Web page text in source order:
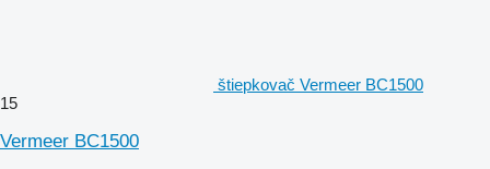
štiepkovač Vermeer BC1500
15
Vermeer BC1500